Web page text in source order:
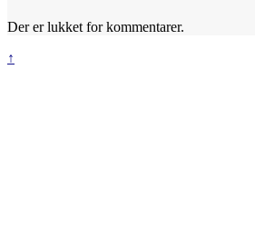
Der er lukket for kommentarer.
↑